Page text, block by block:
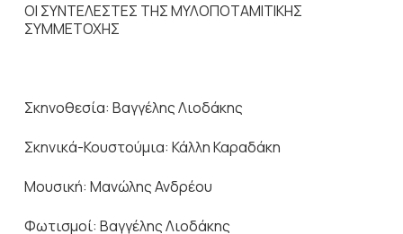
ΟΙ ΣΥΝΤΕΛΕΣΤΕΣ ΤΗΣ ΜΥΛΟΠΟΤΑΜΙΤΙΚΗΣ
ΣΥΜΜΕΤΟΧΗΣ
Σκηνοθεσία: Βαγγέλης Λιοδάκης
Σκηνικά-Κουστούμια: Κάλλη Καραδάκη
Μουσική: Μανώλης Ανδρέου
Φωτισμοί: Βαγγέλης Λιοδάκης